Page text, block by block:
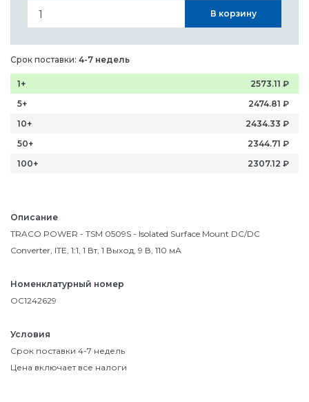
Описание
TRACO POWER - TSM 0509S - Isolated Surface Mount DC/DC
Converter, ITE, 1:1, 1 Вт, 1 Выход, 9 В, 110 мА
Номенклатурный номер
OC1242629
Условия
Срок поставки 4-7 недель
Цена включает все налоги
В корзину
Срок поставки: 4-7 недель
1+ 2573.11 ₽
5+
2474.81 ₽
10+
2434.33 ₽
50+
2344.71 ₽
100+
2307.12 ₽